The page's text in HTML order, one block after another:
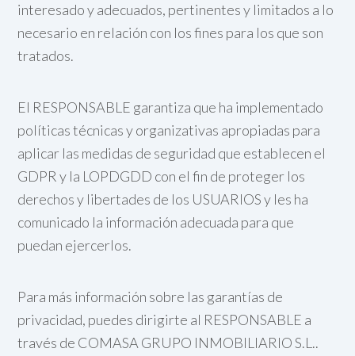
interesado y adecuados, pertinentes y limitados a lo
necesario en relación con los fines para los que son
tratados.
El RESPONSABLE garantiza que ha implementado
políticas técnicas y organizativas apropiadas para
aplicar las medidas de seguridad que establecen el
GDPR y la LOPDGDD con el fin de proteger los
derechos y libertades de los USUARIOS y les ha
comunicado la información adecuada para que
puedan ejercerlos.
Para más información sobre las garantías de
privacidad, puedes dirigirte al RESPONSABLE a
través de COMASA GRUPO INMOBILIARIO S.L..